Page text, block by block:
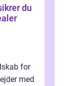
for
med